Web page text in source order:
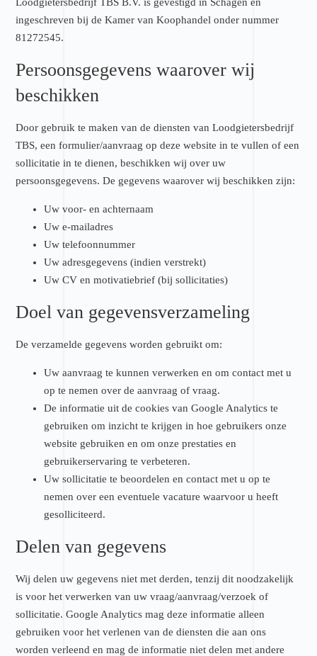
ingeschreven bij de Kamer van Koophandel onder nummer
81272545.
Persoonsgegevens waarover wij
beschikken
Door gebruik te maken van de diensten van Loodgietersbedrijf
TBS, een formulier/aanvraag op deze website in te vullen of een
sollicitatie in te dienen, beschikken wij over uw
persoonsgegevens. De gegevens waarover wij beschikken zijn:
Uw voor- en achternaam
Uw e-mailadres
Uw telefoonnummer
Uw adresgegevens (indien verstrekt)
Uw CV en motivatiebrief (bij sollicitaties)
Doel van gegevensverzameling
De verzamelde gegevens worden gebruikt om:
Uw aanvraag te kunnen verwerken en om contact met u
op te nemen over de aanvraag of vraag.
De informatie uit de cookies van Google Analytics te
gebruiken om inzicht te krijgen in hoe gebruikers onze
website gebruiken en om onze prestaties en
gebruikerservaring te verbeteren.
Uw sollicitatie te beoordelen en contact met u op te
nemen over een eventuele vacature waarvoor u heeft
gesolliciteerd.
Delen van gegevens
Wij delen uw gegevens niet met derden, tenzij dit noodzakelijk
is voor het verwerken van uw vraag/aanvraag/verzoek of
sollicitatie. Google Analytics mag deze informatie alleen
gebruiken voor het verlenen van de diensten die aan ons
worden verleend en mag de informatie niet delen met andere